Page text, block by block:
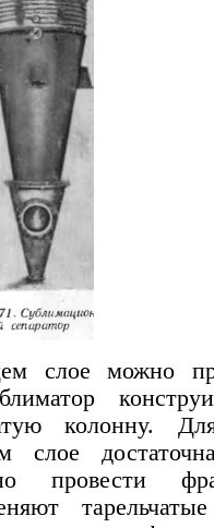
слое можно
колонну.
слое
провести